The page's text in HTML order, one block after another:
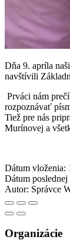
Dňa 9. apríla
navštívili
Prváci nám
rozpoznávať
Tiež pre nás
Murínovej a
Dátum vloženia:
Dátum poslednej
Autor: Správce
Organizácie